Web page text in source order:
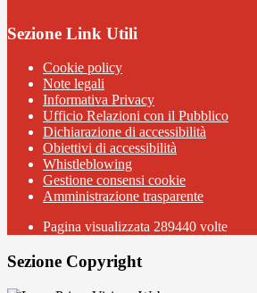
Sezione Link Utili
Cookie policy
Note legali
Informativa Privacy
Ufficio Relazioni con il Pubblico
Dichiarazione di accessibilità
Obiettivi di accessibilità
Whistleblowing
Gestione consensi cookie
Amministrazione trasparente
Pagina visualizzata 289440 volte
Sezione Copyright